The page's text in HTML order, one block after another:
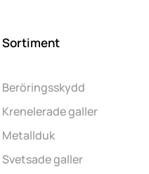
Sortiment
Beröringsskydd
Krenelerade galler
Metallduk
Svetsade galler